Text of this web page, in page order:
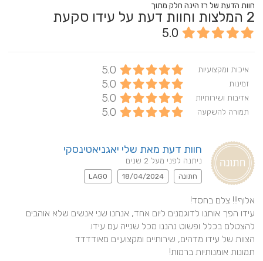
חוות הדעת של רז הינה חלק מתוך
2 המלצות וחוות דעת על עידו סקעת
5.0
איכות ומקצועיות 5.0
זמינות 5.0
אדיבות ושירותיות 5.0
תמורה להשקעה 5.0
חוות דעת מאת שלי יאגניאטינסקי
ניתנה לפני מעל 2 שנים
חתונה 18/04/2024
LAGO